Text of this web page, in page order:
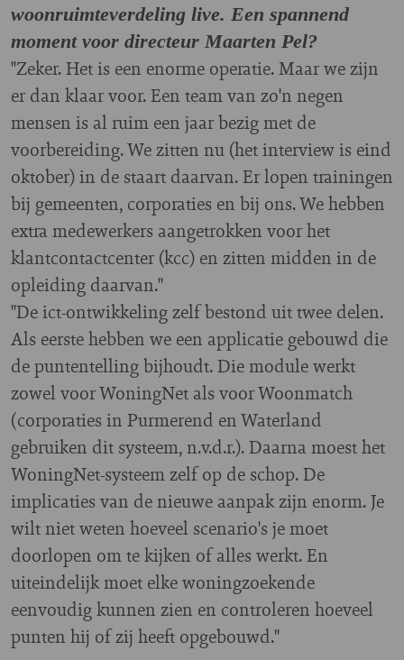
woonruimteverdeling live. Een spannend
moment voor directeur Maarten Pel?
"Zeker. Het is een enorme operatie. Maar we zijn
er dan klaar voor. Een team van zo'n negen
mensen is al ruim een jaar bezig met de
voorbereiding. We zitten nu (het interview is eind
oktober) in de staart daarvan. Er lopen trainingen
bij gemeenten, corporaties en bij ons. We hebben
extra medewerkers aangetrokken voor het
klantcontactcenter (kcc) en zitten midden in de
opleiding daarvan."
"De ict-ontwikkeling zelf bestond uit twee delen.
Als eerste hebben we een applicatie gebouwd die
de puntentelling bijhoudt. Die module werkt
zowel voor WoningNet als voor Woonmatch
(corporaties in Purmerend en Waterland
gebruiken dit systeem, n.v.d.r.). Daarna moest het
WoningNet-systeem zelf op de schop. De
implicaties van de nieuwe aanpak zijn enorm. Je
wilt niet weten hoeveel scenario's je moet
doorlopen om te kijken of alles werkt. En
uiteindelijk moet elke woningzoekende
eenvoudig kunnen zien en controleren hoeveel
punten hij of zij heeft opgebouwd."